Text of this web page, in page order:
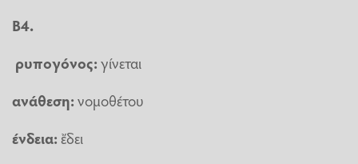
Β4.
ρυπογόνος:γίνεται
ανάθεση:νομοθέτου
ένδεια:ἔδει